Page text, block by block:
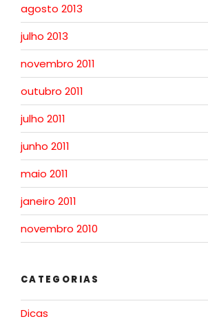
agosto 2013
julho 2013
novembro 2011
outubro 2011
julho 2011
junho 2011
maio 2011
janeiro 2011
novembro 2010
CATEGORIAS
Dicas